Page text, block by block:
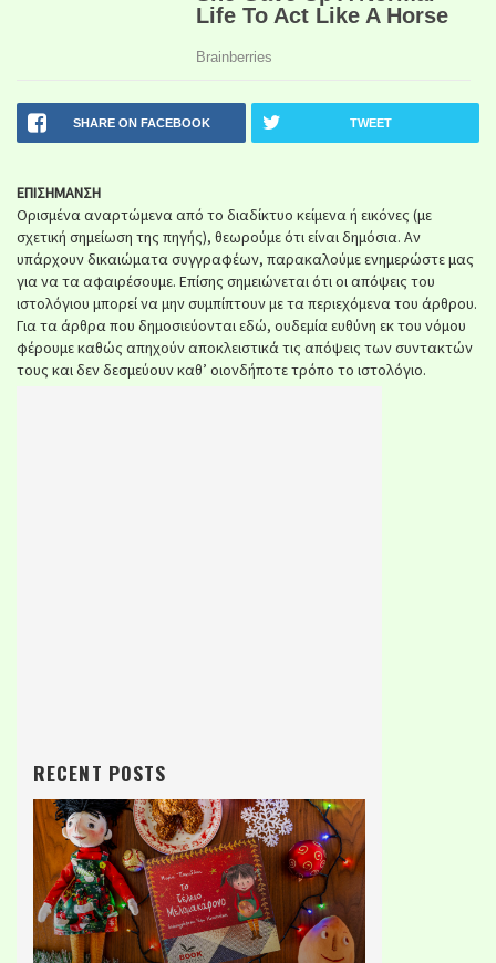
SHARE ON FACEBOOK TWEET
ΕΠΙΣΗΜΑΝΣΗ
Ορισμένα αναρτώμενα από το διαδίκτυο κείμενα ή εικόνες (με
σχετική σημείωση της πηγής), θεωρούμε ότι είναι δημόσια. Αν
υπάρχουν δικαιώματα συγγραφέων, παρακαλούμε ενημερώστε μας
για να τα αφαιρέσουμε. Επίσης σημειώνεται ότι οι απόψεις του
ιστολόγιου μπορεί να μην συμπίπτουν με τα περιεχόμενα του άρθρου.
Για τα άρθρα που δημοσιεύονται εδώ, ουδεμία ευθύνη εκ του νόμου
φέρουμε καθώς απηχούν αποκλειστικά τις απόψεις των συντακτών
τους και δεν δεσμεύουν καθ’ οιονδήποτε τρόπο το ιστολόγιο.
RECENT POSTS